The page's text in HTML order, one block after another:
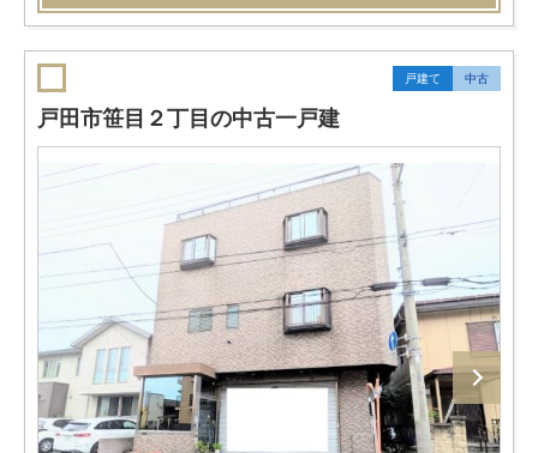
戸建て 中古
戸田市笹目２丁目の中古一戸建